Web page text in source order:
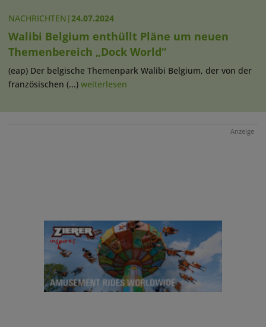
NACHRICHTEN |24.07.2024
Walibi Belgium enthüllt Pläne um neuen
Themenbereich „Dock World“
(eap) Der belgische Themenpark Walibi Belgium, der von der
französischen (...) weiterlesen
Anzeige